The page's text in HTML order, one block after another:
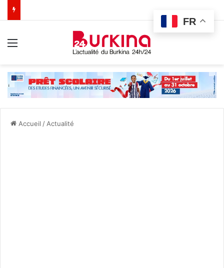
Accueil / Actualité
FR